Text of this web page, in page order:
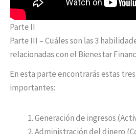
Parte II
Parte III – Cuáles son las 3
relacionadas con el Bienestar
En esta parte encontrarás estas
importantes:
Generación de ingresos
Administración del dinero